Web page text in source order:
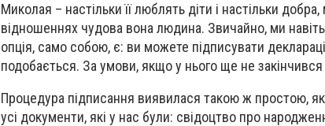
Миколая – настільки її люблять діти і настільки
відношеннях чудова вона людина. Звичайно, ми
опція, само собою, є: ви можете підписувати
подобається. За умови, якщо у нього ще не закінчився
Процедура підписання виявилася такою ж простою,
усі документи, які у нас були: свідоцтво про